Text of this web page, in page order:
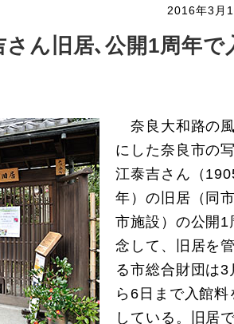
2016年3月1
ん旧居､公開1周年で
奈良大和路の
にした奈良市の
江泰吉さん（
年）の旧居（同
市施設）の公開1
念して、旧居を
る市総合財団は3
ら6日まで入館料
している。旧居